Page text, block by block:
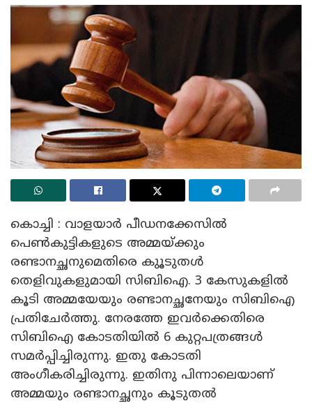
കൊച്ചി : വാളയാര്‍ പീഡനക്കേസില്‍
പെണ്‍കുട്ടികളുടെ അമ്മയ്ക്കും
രണ്ടാനച്ഛനുമെതിരെ കുൂടുതള്‍
തെളിവുകളുമായി സിബിഐ. 3 കേസുകളില്‍
കൂടി അമ്മയേയും രണ്ടാനച്ഛനേയും സിബിഐ
പ്രതിചേര്‍ത്തു. നേരത്തേ ഇവര്‍ക്കെതിരെ
സിബിഐ കോടതിയില്‍ 6 കുറ്റപത്രങ്ങള്‍
സമര്‍പ്പിച്ചിരുന്നു. ഇതു കോടതി
അംഗീകരിച്ചിരുന്നു. ഇതിനു പിന്നാലെയാണ്
അമ്മയും രണ്ടാനച്ഛനും കൂടുതല്‍